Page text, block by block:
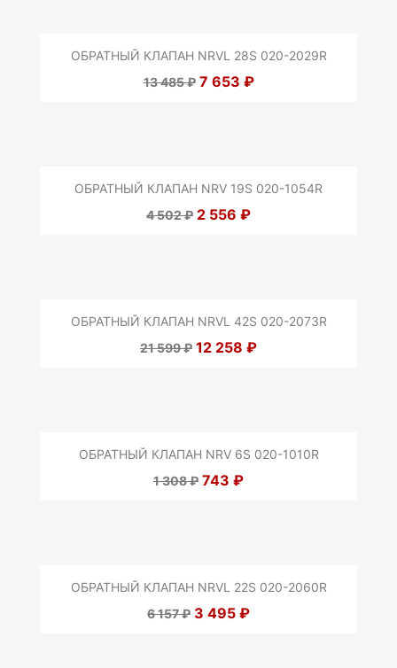
ОБРАТНЫЙ КЛАПАН NRVL 28S 020-2029R
13 485 ₽ 7 653 ₽
ОБРАТНЫЙ КЛАПАН NRV 19S 020-1054R
4 502 ₽ 2 556 ₽
ОБРАТНЫЙ КЛАПАН NRVL 42S 020-2073R
21 599 ₽ 12 258 ₽
ОБРАТНЫЙ КЛАПАН NRV 6S 020-1010R
1 308 ₽ 743 ₽
ОБРАТНЫЙ КЛАПАН NRVL 22S 020-2060R
6 157 ₽ 3 495 ₽